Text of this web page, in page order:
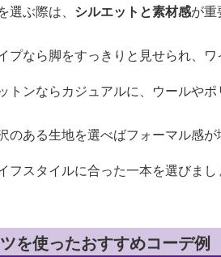
選ぶ際は、 シルエットと素材感が重
プなら脚をすっきりと見せられ、
トンならカジュアルに、ウールや
のある生地を選べばフォーマル感
フスタイルに合った一本を選びまし
を使ったおすすめコーデ例